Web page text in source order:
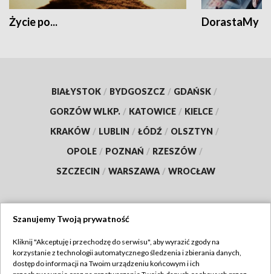
Życie po... DorastaMy
BIAŁYSTOK / BYDGOSZCZ / GDAŃSK /
GORZÓW WLKP. / KATOWICE / KIELCE /
KRAKÓW / LUBLIN / ŁÓDŹ / OLSZTYN /
OPOLE / POZNAŃ / RZESZÓW /
SZCZECIN / WARSZAWA / WROCŁAW
TVP
Szanujemy Twoją prywatność
Kliknij "Akceptuję i przechodzę do serwisu", aby wyrazić zgody na
korzystanie z technologii automatycznego śledzenia i zbierania danych,
dostęp do informacji na Twoim urządzeniu końcowym i ich